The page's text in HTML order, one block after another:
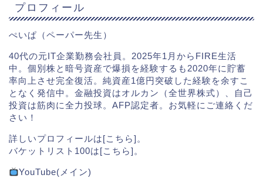
プロフィール
ぺいぱ（ペーパー先生）
40代の元IT企業勤務会社員。2025年1月からFIRE生活
中。個別株と暗号資産で爆損を経験するも2020年に貯蓄
率向上させ完全復活。純資産1億円突破した経験を余すこ
となく発信中。金融投資はオルカン（全世界株式）、自己
投資は筋肉に全力投球。AFP認定者。お気軽にご連絡くだ
さい！
詳しいプロフィールは[こちら]。
バケットリスト100は[こちら]。
YouTube(メイン)